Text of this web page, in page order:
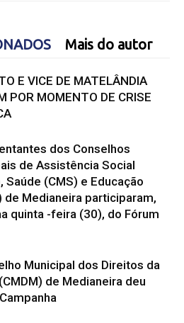
Mais do autor
E VICE DE MATELÂNDIA
POR MOMENTO DE CRISE
dos Conselhos
de Assistência Social
Saúde (CMS) e Educação
de Medianeira participaram,
quinta -feira (30), do Fórum
Municipal dos Direitos da
de Medianeira deu